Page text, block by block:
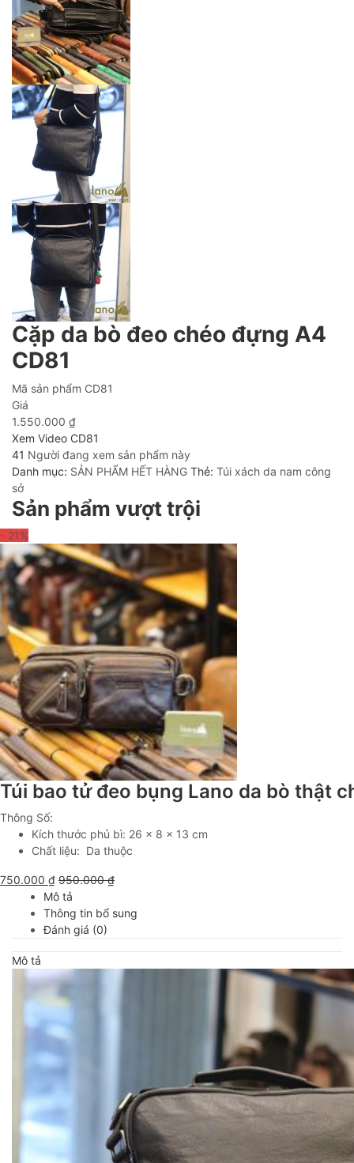
Cặp da bò đeo chéo đựng A4
CD81
Mã sản phẩm CD81
Giá
1.550.000 ₫
Xem Video CD81
41 Người đang xem sản phẩm này
Danh mục: SẢN PHẨM HẾT HÀNG Thẻ: Túi xách da nam công
sở
Sản phẩm vượt trội
- 21%
Túi bao tử đeo bụng Lano da bò thật
Thông Số:
Kích thước phủ bì: 26 x 8 x 13 cm
Chất liệu: Da thuộc
750.000 ₫ 950.000₫
Mô tả
Thông tin bổ sung
Đánh giá (0)
Mô tả